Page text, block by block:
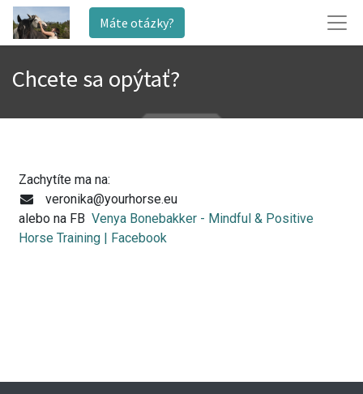
Máte otázky?
Chcete sa opýtať?
Zachytíte ma na:
veronika@yourhorse.eu
alebo na FB Venya Bonebakker - Mindful & Positive
Horse Training | Facebook